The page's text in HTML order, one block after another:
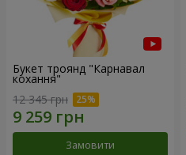
Букет троянд "Карнавал
кохання"
12 345 грн
Замовити